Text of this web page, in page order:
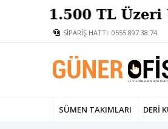
SİPARİŞ HATTI: 0555 897 38 74
SÜMEN TAKIMLARI DERI